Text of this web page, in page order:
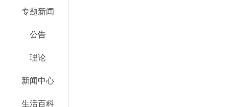
专题新闻
公告
理论
新闻中心
生活百科